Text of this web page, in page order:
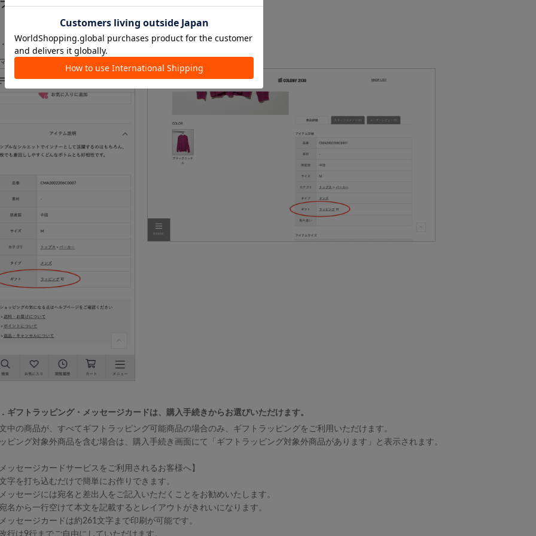
トラッピング・メッセージカードのお申し込み方法
ギフトラッピング対象商品は商品詳細ページに記載がございます。
ホの場合
ギフトラッピング・メッセージカードは、購入手続きからお選びいただけます。
中の商品が、すべてギフトラッピング可能商品の場合のみ、ギフトラッピングをご利用いただけます。
ピング対象外商品を含む場合は、購入手続き画面にて「ギフトラッピング対象外商品があります」と表示されます。
メッセージカードサービスをご利用されるお客様へ】
文字を打ち込むだけで簡単にお作りできます。
メッセージには宛名と差出人をご記入いただくことをお勧めいたします。
宛名から一行空けて本文を記載するとレイアウトがきれいになります。
メッセージカードは約261文字まで印刷が可能です。
改行は9行までご自由にしていただけます。